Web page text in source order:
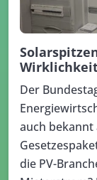
Der
auch bekannt
die PV-